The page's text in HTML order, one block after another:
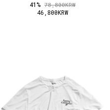
41% 78,800KRW
46,800KRW